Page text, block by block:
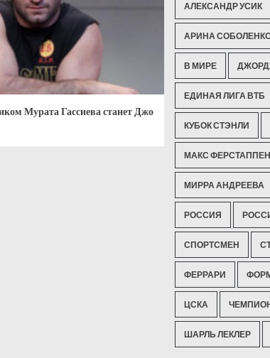
Мурата Гассиева станет Джо
АЛЕКСАНДР УСИК
АРИНА
В МИРЕ
ЕДИНАЯ ЛИГА ВТБ
КУБОК СТЭНЛИ
МАКС ФЕРСТАППЕН
МИРРА АНДРЕЕВА
РОССИЯ
СПОРТСМЕН
ФЕРРАРИ
ЦСКА
ШАРЛЬ ЛЕКЛЕР